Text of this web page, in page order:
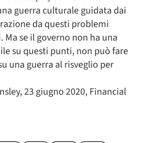
guerra culturale guidata dai
da questi problemi
se il governo non ha una
su questi punti, non può fare
una guerra al risveglio per
23 giugno 2020, Financial